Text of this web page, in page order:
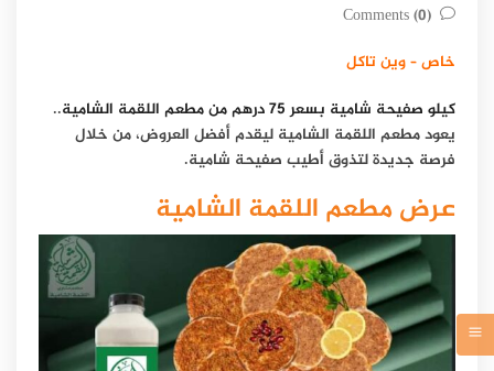
(0) Comments
خاص – وين تاكل
كيلو صفيحة شامية بسعر 75 درهم من مطعم اللقمة الشامية
..
يعود مطعم اللقمة الشامية ليقدم أفضل العروض، من خلال
فرصة جديدة لتذوق أطيب صفيحة شامية.
عرض مطعم اللقمة الشامية